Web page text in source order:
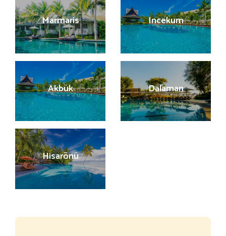
Marmaris Incekum
Akbük Dalaman
Hisarönü